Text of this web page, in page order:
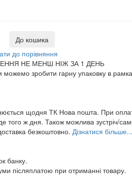
До кошика
до порівняння
НЕ МЕНШ НІЖ ЗА 1 ДЕНЬ
зробити гарну упаковку в
щодня ТК Нова пошта. При
того ж дня. Також можлива зустріч/
безкоштовно. Дізнатися більше...
банку.
післяплатою при отриманні товару.